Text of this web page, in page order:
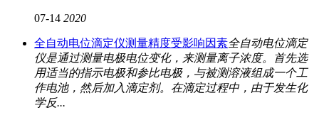
07-14 2020
全自动电位滴定仪测量精度受影响因素全自动电位滴定
仪是通过测量电极电位变化，来测量离子浓度。首先选
用适当的指示电极和参比电极，与被测溶液组成一个工
作电池，然后加入滴定剂。在滴定过程中，由于发生化
学反...